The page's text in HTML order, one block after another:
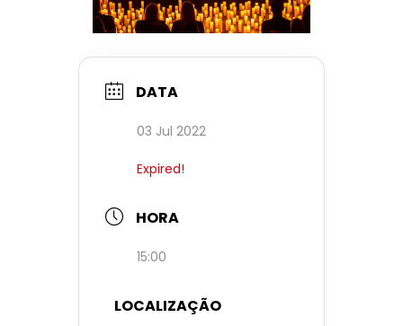
DATA
03 Jul 2022
Expired!
HORA
15:00
LOCALIZAÇÃO